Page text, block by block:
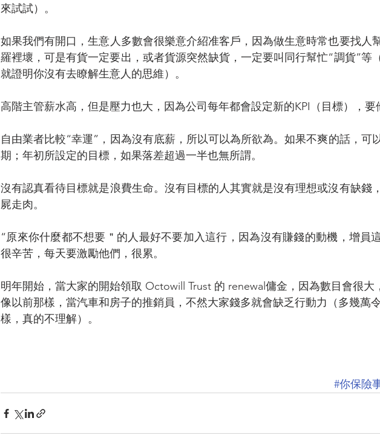
來試試）。
如果我們有開口，生意人多數會很樂意介紹准客戶，因為做生意時常也要找人
羅裡壞，可是有貨一定要出，或者貨源突然缺貨，一定要叫同行幫忙“調貨”等
就證明你沒有去瞭解生意人的思維）。
高階主管薪水高，但是壓力也大，因為公司每年都會設定新的KPI（目標），要
自由業者比較“幸運”，因為沒有底薪，所以可以為所欲為。如果不爽的話，可
期；年初所設定的目標，如果落差超過一半也無所謂。
沒有認真看待目標就是浪費生命。沒有目標的人其實就是沒有理想或沒有缺錢
屍走肉。
“原來你什麼都不想要＂的人最好不要加入這行，因為沒有賺錢的動機，增員
很辛苦，每天要激勵他們，很累。
明年開始，當大家的開始領取 Octowill Trust 的 renewal傭金，因為數目會很大
像以前那樣，當汽車和房子的推銷員，不然大家錢多就會缺乏行動力（多幾萬
樣，真的不理解）。
#你保險